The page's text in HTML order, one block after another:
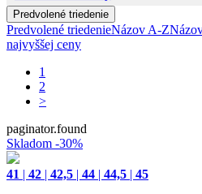
Predvolené triedenie
Predvolené triedenieNázov A-Z
najvyššej ceny
1
2
>
paginator.found
Skladom -30%
41 | 42 | 42,5 | 44 | 44,5 | 45